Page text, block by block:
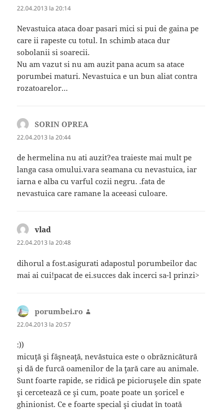
22.04.2013 la 20:14
Nevastuica ataca doar pasari mici si pui de gaina pe
care ii rapeste cu totul. In schimb ataca dur
sobolanii si soarecii.
Nu am vazut si nu am auzit pana acum sa atace
porumbei maturi. Nevastuica e un bun aliat contra
rozatoarelor…
SORIN OPREAspune:
22.04.2013 la 20:44
de hermelina nu ati auzit?ea traieste mai mult pe
langa casa omului.vara seamana cu nevastuica, iar
iarna e alba cu varful cozii negru. .fata de
nevastuica care ramane la aceeasi culoare.
vlad
22.04.2013 la 20:48
dihorul a fost.asigurati adapostul porumbeilor dac
mai ai cui!pacat de ei.succes dak incerci sa-l prinzi>
porumbei.ro
22.04.2013 la 20:57
:))
micuţă şi fâşneaţă, nevăstuica este o obrăznicătură
şi dă de furcă oamenilor de la ţară care au animale.
Sunt foarte rapide, se ridică pe picioruşele din spate
şi cercetează ce şi cum, poate poate un şoricel e
ghinionist. Ce e foarte special şi ciudat în toată